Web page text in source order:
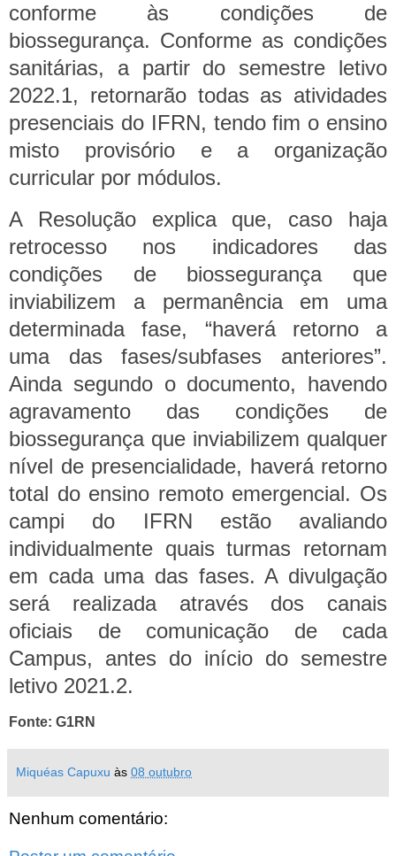
conforme às condições de
biossegurança. Conforme as condições
sanitárias, a partir do semestre letivo
2022.1, retornarão todas as atividades
presenciais do IFRN, tendo fim o ensino
misto provisório e a organização
curricular por módulos.
A Resolução explica que, caso haja
retrocesso nos indicadores das
condições de biossegurança que
inviabilizem a permanência em uma
determinada fase, “haverá retorno a
uma das fases/subfases anteriores”.
Ainda segundo o documento, havendo
agravamento das condições de
biossegurança que inviabilizem qualquer
nível de presencialidade, haverá retorno
total do ensino remoto emergencial. Os
campi do IFRN estão avaliando
individualmente quais turmas retornam
em cada uma das fases. A divulgação
será realizada através dos canais
oficiais de comunicação de cada
Campus, antes do início do semestre
letivo 2021.2.
Fonte: G1RN
Miquéas Capuxu às 08 outubro
Nenhum comentário: